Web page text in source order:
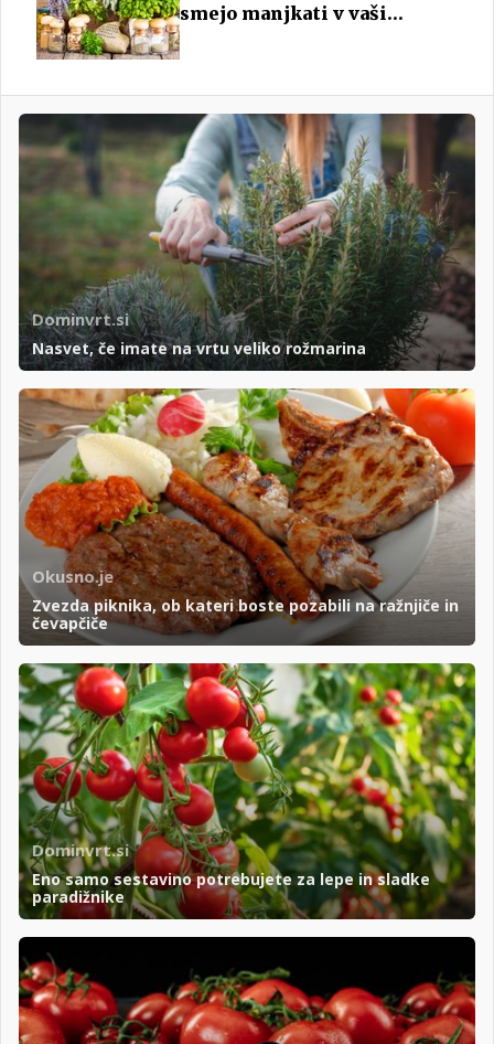
smejo manjkati v vaši
Dominvrt.si
Nasvet, če imate na vrtu veliko rožmarina
Okusno.je
Zvezda piknika, ob kateri boste pozabili na ražnjiče in
čevapčiče
Dominvrt.si
Eno samo sestavino potrebujete za lepe in sladke
paradižnike